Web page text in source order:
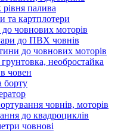
палива
та картплотери
до човнових моторів
до ПВХ човнів
до човнових моторів
необростайка
човен
борту
човнів, моторів
до квадроциклів
човнові